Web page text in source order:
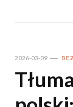
2026-03-09